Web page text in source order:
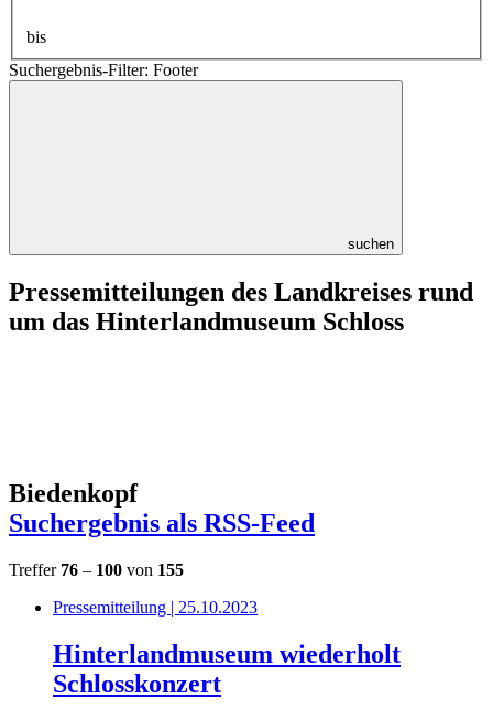
bis
Suchergebnis-Filter: Footer
suchen
Pressemitteilungen des Landkreises rund
um das Hinterlandmuseum Schloss
Biedenkopf
Suchergebnis als RSS-Feed
Treffer 76 – 100 von 155
Pressemitteilung | 25.10.2023
Hinterlandmuseum wiederholt
Schlosskonzert